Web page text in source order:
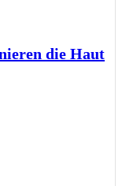
die Haut